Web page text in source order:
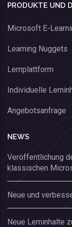
PRODUKTE UND
Microsoft E-
Learning Nuggets
Lernplattform
Individuelle
Angebotsanfrage
NEWS
Veröffentlichung
klassischen
Neue und
Neue Lerninhalte